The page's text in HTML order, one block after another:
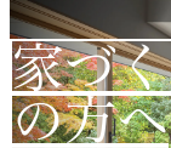
家づ
の方へ